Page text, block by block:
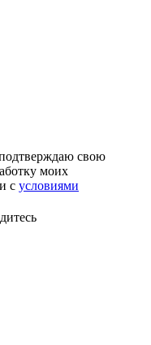
свою
моих
с условиями